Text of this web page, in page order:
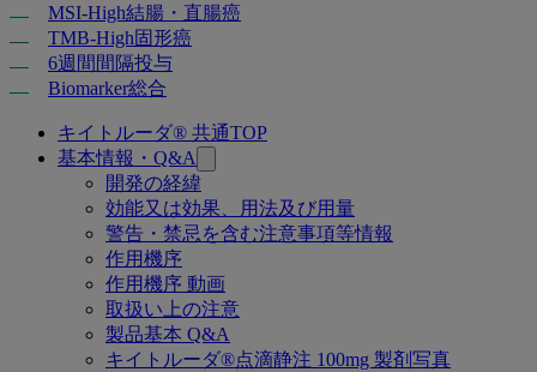
MSI-High結腸・直腸癌
TMB-High固形癌
6週間間隔投与
Biomarker総合
キイトルーダ® 共通TOP
基本情報・Q&A
開発の経緯
効能又は効果、用法及び用量
警告・禁忌を含む注意事項等情報
作用機序
作用機序 動画
取扱い上の注意
製品基本 Q&A
キイトルーダ®点滴静注 100mg 製剤写真